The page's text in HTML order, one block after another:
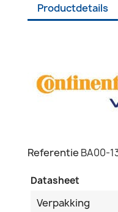
Productdetails
Referentie BA00-
Datasheet
Verpakking